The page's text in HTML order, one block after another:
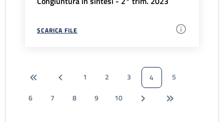
SCARICA FILE
1 2 3 4
5
6
7 8 9 10